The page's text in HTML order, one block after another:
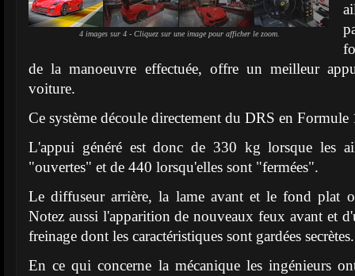
4 images sur 4 - Cliquez sur une image pour afficher le zoom.
de la manoeuvre effectuée, offre un meilleur
voiture.
Ce système découle directement du DRS en Formule
L'appui généré est donc de 330 kg lorsque les
"ouvertes" et de 440 lorsqu'elles sont "fermées".
Le diffuseur arrière, la lame avant et le fond plat
Notez aussi l'apparition de nouveaux feux avant et
freinage dont les caractéristiques sont gardées secrètes.
En ce qui concerne la mécanique les ingénieurs